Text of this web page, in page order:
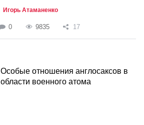
Игорь Атаманенко
0 9835 17
Особые отношения англосаксов в
области военного атома